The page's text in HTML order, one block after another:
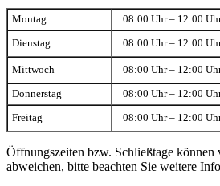
Montag 08:00 Uhr – 12:00
Dienstag 08:00 Uhr – 12:00
Mittwoch 08:00 Uhr – 12:00
Donnerstag 08:00 Uhr – 12:00
Freitag 08:00 Uhr – 12:00
Öffnungszeiten bzw. Schließtage können
abweichen, bitte beachten Sie weitere